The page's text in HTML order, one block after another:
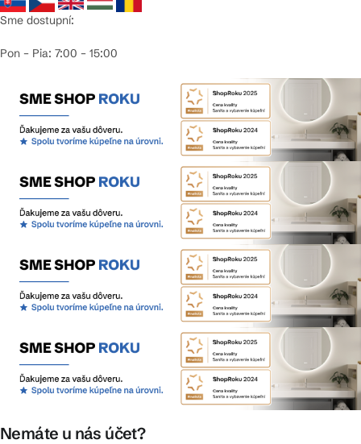
Sme dostupní:
Pon – Pia: 7:00 – 15:00
Nemáte u nás účet?